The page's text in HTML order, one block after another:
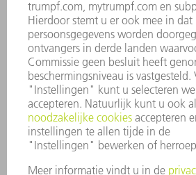
COMPLIANCE
KLOKKENLUIDERSYSTEEM
BEVEILIGING
PERSBERICHTEN
TIJDSCHRIFTEN
DUURZAAMHEID
MILIEU EN KLIMAAT
SAMENLEVING EN ONDERNEMING
BEDRIJFSVOERING